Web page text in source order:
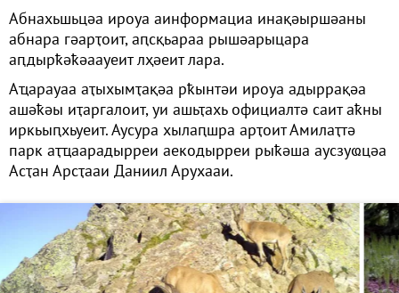
Абнахьшьцәа ироуа аинформациа инақәыршәаны
абнара гәарҭоит, аԥсқьараа рышәарыцара
аԥдырҟәҟәаауеит лҳәеит лара.
Аҵарауаа аҭыхымҭақәа рҟынтәи ироуа адыррақәа
ашәҟәы иҭаргалоит, уи ашьҭахь официалтә саит аҟны
иркьыԥхьуеит. Аусура хылаԥшра арҭоит Амилаҭтә
парк аҭҵаарадырреи аекодырреи рыҟәша аусзуҩцәа
Асҭан Арсҭааи Даниил Арухааи.